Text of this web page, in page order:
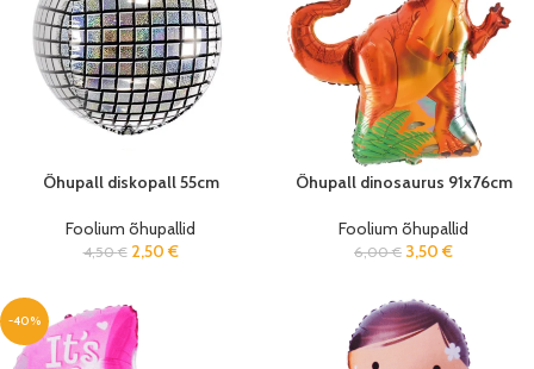
Õhupall diskopall 55cm
Foolium õhupallid
4,50€ 2,50 €
Õhupall dinosaurus 91x76cm
Foolium õhupallid
6,00€ 3,50 €
-40%